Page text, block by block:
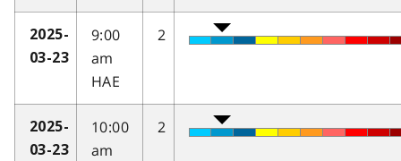
2025-
03-23
9:00
am
HAE
2
2025-
03-23
10:00
am
2